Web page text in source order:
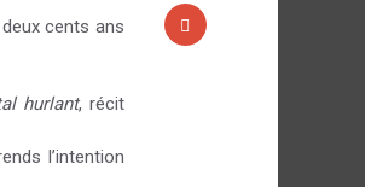
cents ans
hurlant, récit
l’intention